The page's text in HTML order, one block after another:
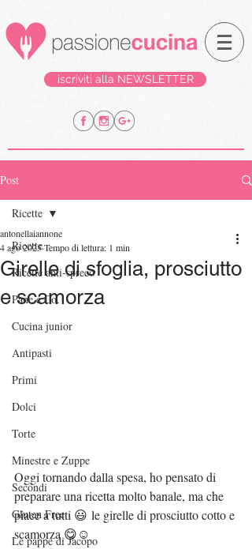
iscriviti alla NEWSLETTER
Post
Ricette
Ricette anti-spreco
Pane e Co.
Cucina junior
Antipasti
Primi
Dolci
Torte
Minestre e Zuppe
Secondi
Gluten Free
Le pappe di Jacopo
Ricette
Girelle di sfoglia, prosciutto
e scamorza
antonellaiannone
4 ago 2025Tempo di lettura: 1 min
Oggi tornando dalla spesa, ho pensato di
preparare una ricetta molto banale, ma che
piace a tutti 😃 le girelle di prosciutto cotto e
scamorza 😋☺️